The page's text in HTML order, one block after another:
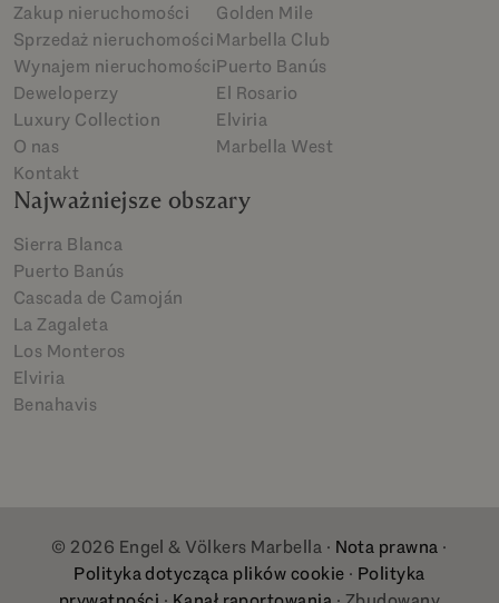
Zakup nieruchomości
Sprzedaż nieruchomości
Wynajem nieruchomości
Deweloperzy
Luxury Collection
O nas
Kontakt
Golden Mile
Marbella Club
Puerto Banús
El Rosario
Elviria
Marbella West
Najważniejsze obszary
Sierra Blanca
Puerto Banús
Cascada de Camoján
La Zagaleta
Los Monteros
Elviria
Benahavis
© 2026 Engel & Völkers Marbella · Nota prawna ·
Polityka dotycząca plików cookie · Polityka